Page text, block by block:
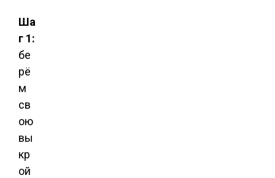
Ша
г 1:
бе
рё
м
св
ою
вы
кр
ой